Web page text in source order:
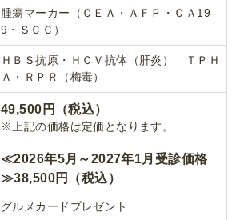
腫瘍マーカー（ＣＥＡ・ＡＦＰ・ＣＡ19-
9・ＳＣＣ）
ＨＢＳ抗原・ＨＣＶ抗体（肝炎） ＴＰＨ
Ａ・ＲＰＲ（梅毒）
49,500円（税込）
※上記の価格は定価となります。
≪2026年5月～2027年1月受診価格
≫38,500円（税込）
グルメカードプレゼント